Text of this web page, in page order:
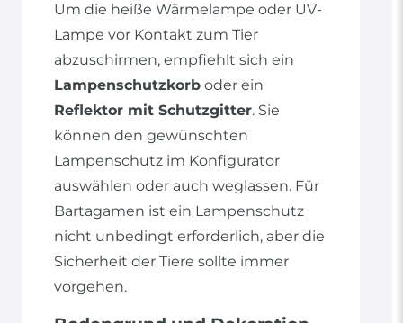
Um die heiße Wärmelampe oder UV-
Lampe vor Kontakt zum Tier
abzuschirmen, empfiehlt sich ein
Lampenschutzkorb oder ein
Reflektor mit Schutzgitter. Sie
können den gewünschten
Lampenschutz im Konfigurator
auswählen oder auch weglassen. Für
Bartagamen ist ein Lampenschutz
nicht unbedingt erforderlich, aber die
Sicherheit der Tiere sollte immer
vorgehen.